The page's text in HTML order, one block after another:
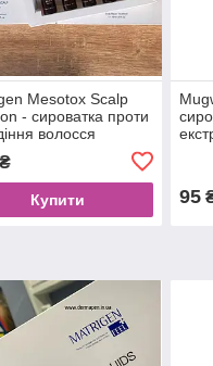
Mesotox Scalp
- сироватка проти
волосся
Купити 95